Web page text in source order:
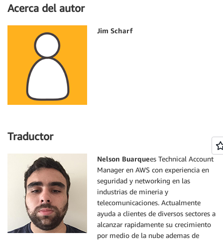
Acerca del autor
Jim Scharf
Traductor
Nelson Buarquees Technical Account
Manager en AWS con experiencia en
seguridad y networking en las
industrias de mineria y
telecomunicaciones. Actualmente
ayuda a clientes de diversos sectores a
alcanzar rapidamente su crecimiento
por medio de la nube ademas de